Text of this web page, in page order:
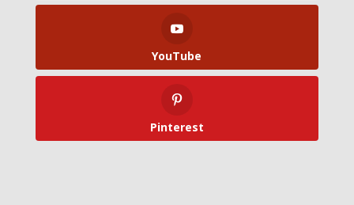
YouTube
Pinterest